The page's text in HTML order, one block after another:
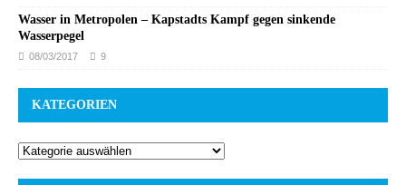
Wasser in Metropolen – Kapstadts Kampf gegen sinkende
Wasserpegel
08/03/2017 9
KATEGORIEN